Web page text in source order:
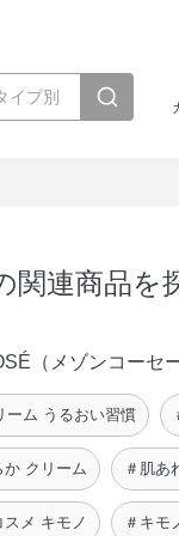
関連商品を
（メゾンコー
ーム うるおい習慣
か クリーム ＃肌あ
スメ キモノ ＃キモ